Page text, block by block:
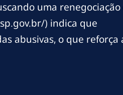
uma renegociação
) indica que
abusivas, o que reforça